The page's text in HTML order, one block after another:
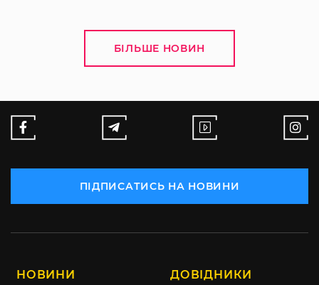
БІЛЬШЕ НОВИН
ПІДПИСАТИСЬ НА НОВИНИ
НОВИНИ ДОВІДНИКИ